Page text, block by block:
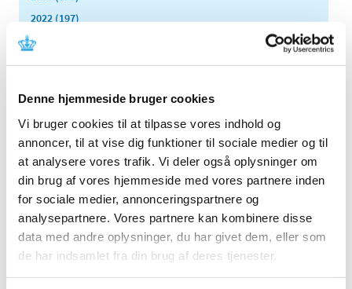
Denne hjemmeside bruger cookies
Vi bruger cookies til at tilpasse vores indhold og
annoncer, til at vise dig funktioner til sociale medier og til
at analysere vores trafik. Vi deler også oplysninger om
din brug af vores hjemmeside med vores partnere inden
for sociale medier, annonceringspartnere og
analysepartnere. Vores partnere kan kombinere disse
data med andre oplysninger, du har givet dem, eller som
de har indsamlet fra din brug af deres tjenester.
2022 (197)
2021 (516)
2020 (263)
2018 (150)
2017 (167)
2016 (167)
2015 (33)
2014 (44)
2013 (49)
2012 (44)
2011 (13)
november (1)